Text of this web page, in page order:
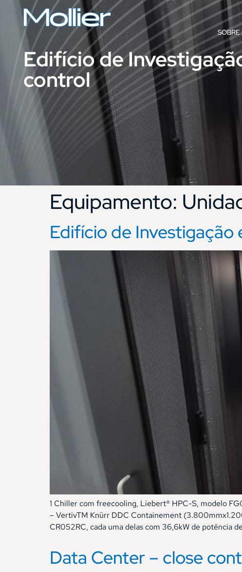
SOBRE
Edifício de
control
Equipamento:
Edifício de
1 Chiller com freecooling, Liebert® HPC-S, modelo
– VertivTM Knürr DDC Containement
CR052RC, cada uma delas com 36,6kW de potência
Data Center – close